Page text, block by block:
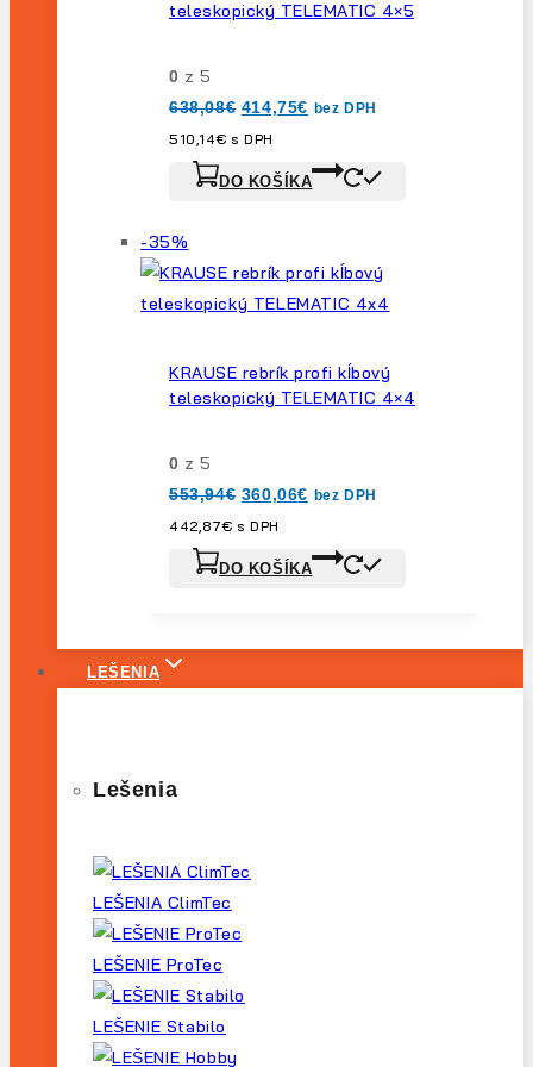
teleskopický TELEMATIC 4×5
0 z 5
638,08€ Pôvodná
cena
bola:
414,75€ Aktuálna
cena
bez DPH
510,14€ s DPH
DO KOŠÍKA
-35%
na
predaj
KRAUSE rebrík profi kĺbový
teleskopický TELEMATIC 4×4
0 z 5
553,94€ Pôvodná
cena
bola:
360,06€ Aktuálna
cena
bez DPH
442,87€ s DPH
DO KOŠÍKA
LEŠENIA
Lešenia
LEŠENIA ClimTec
LEŠENIE ProTec
LEŠENIE Stabilo